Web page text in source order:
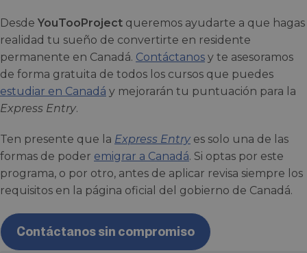
Desde YouTooProject queremos ayudarte a que hagas
realidad tu sueño de convertirte en residente
permanente en Canadá. Contáctanos y te asesoramos
de forma gratuita de todos los cursos que puedes
estudiar en Canadá y mejorarán tu puntuación para la
Express Entry.
Ten presente que la Express Entry es solo una de las
formas de poder emigrar a Canadá. Si optas por este
programa, o por otro, antes de aplicar revisa siempre los
requisitos en la página oficial del gobierno de Canadá.
Contáctanos sin compromiso